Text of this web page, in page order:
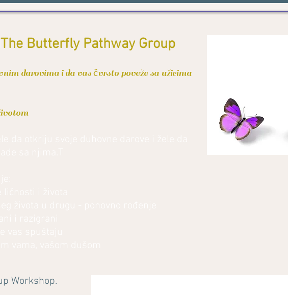
Butterfly Pathway Group
darovima i da vas čvrsto poveže sa užicima
Workshop.